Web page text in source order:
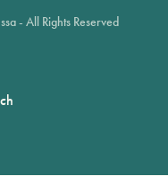
- All Rights Reserved